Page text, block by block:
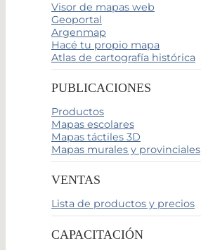
Visor de mapas web
Geoportal
Argenmap
Hacé tu propio mapa
Atlas de cartografía histórica
PUBLICACIONES
Productos
Mapas escolares
Mapas táctiles 3D
Mapas murales y provinciales
VENTAS
Lista de productos y precios
CAPACITACIÓN